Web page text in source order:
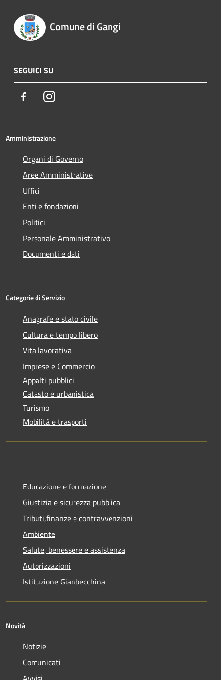
Comune di Gangi
SEGUICI SU
FacebookInstagram
Amministrazione
Organi di Governo
Aree Amministrative
Uffici
Enti e fondazioni
Politici
Personale Amministrativo
Documenti e dati
Categorie di Servizio
Anagrafe e stato civile
Cultura e tempo libero
Vita lavorativa
Imprese e Commercio
Appalti pubblici
Catasto e urbanistica
Turismo
Mobilità e trasporti
Educazione e formazione
Giustizia e sicurezza pubblica
Tributi,finanze e contravvenzioni
Ambiente
Salute, benessere e assistenza
Autorizzazioni
Istituzione Gianbecchina
Novità
Notizie
Comunicati